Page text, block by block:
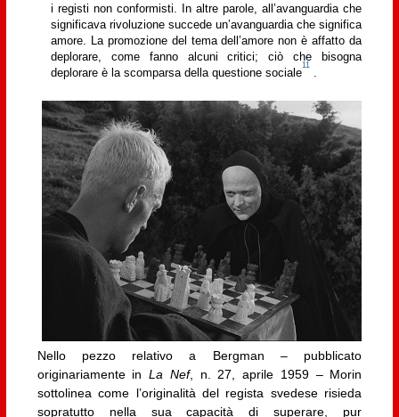
i registi non conformisti. In altre parole, all’avanguardia che
significava rivoluzione succede un’avanguardia che significa
amore. La promozione del tema dell’amore non è affatto da
deplorare, come fanno alcuni critici; ciò che bisogna
deplorare è la scomparsa della questione sociale
11
Nello pezzo relativo a Bergman – pubblicato
originariamente in La Nef, n. 27, aprile 1959 – Morin
sottolinea come l’originalità del regista svedese risieda
sopratutto nella sua capacità di superare, pur